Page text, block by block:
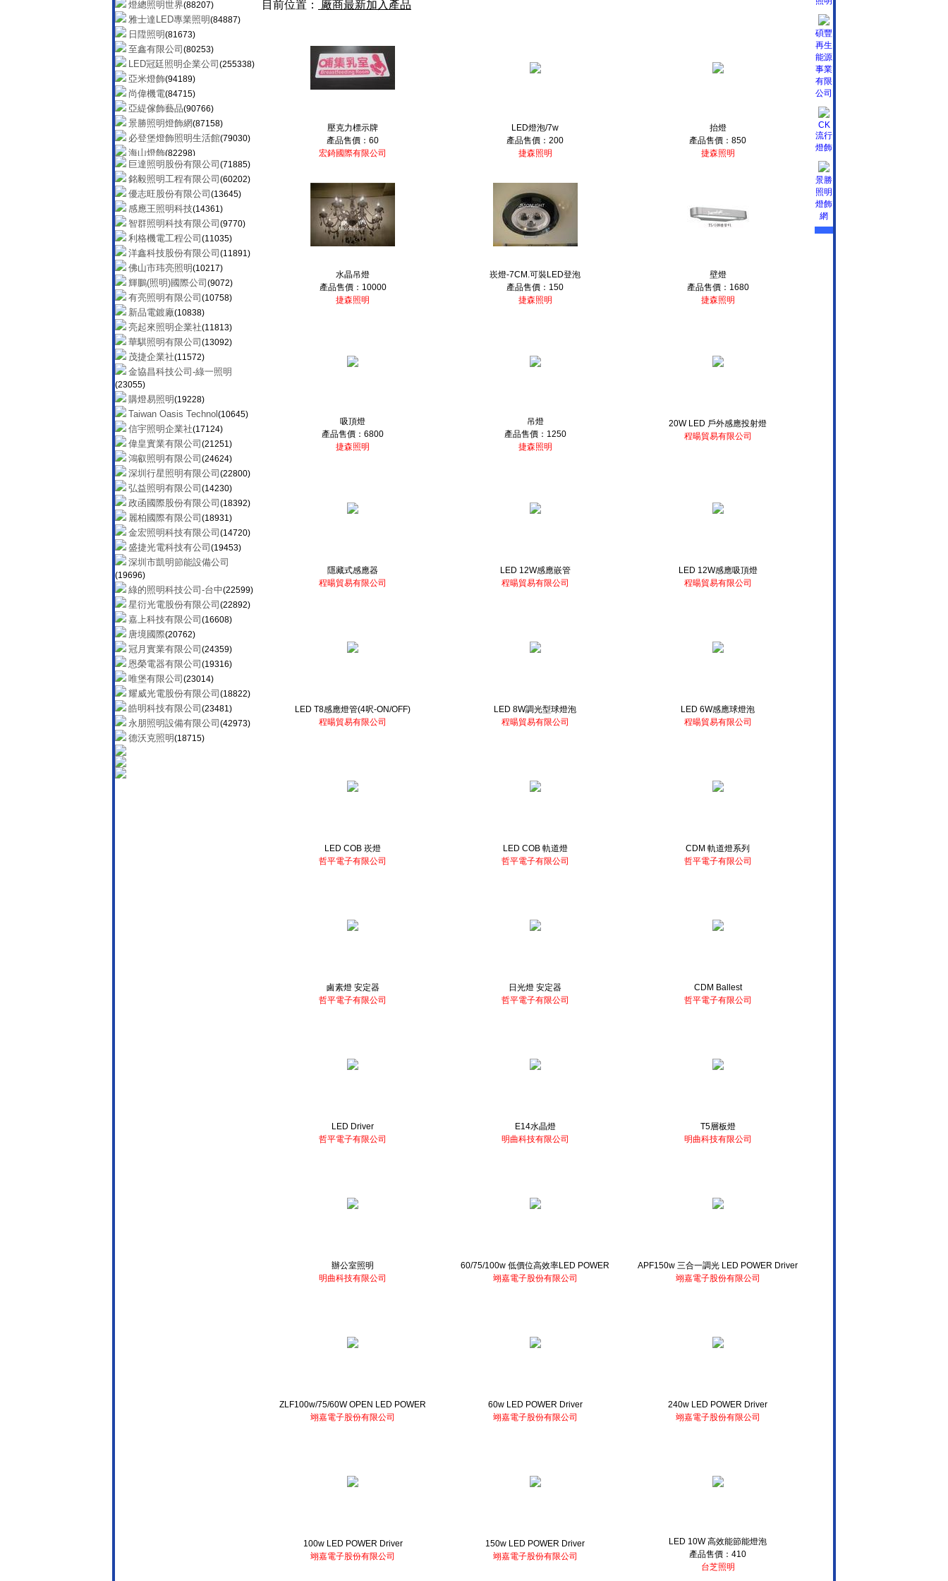
燈總照明世界(88207)
雅士達LED專業照明(84887)
日陞照明(81673)
至鑫有限公司 (80253)
LED冠廷照明企業公司 (255338)
亞米燈飾(94189)
尚偉機電(84715)
亞緹傢飾藝品(90766)
景勝照明燈飾網(87158)
必登堡燈飾照明生活館(79030)
海山燈飾(82298)
億昇照明有限公司(90637)
YP燈飾網(145266)
綠的照明科技有限公司(41775)
隆升燈飾照明設備公司(104313)
碩豐再生能源事業公司(41024)
燈輝照明有限公司(41319)
全民燈飾(39552)
CK流行燈飾(48806)
陞達實業股份有限公司(60483)
歐奇照明股份有限公司(97839)
明順燈飾有限公司(74275)
和浚皇家燈飾網(71956)
金雙鶴燈飾工廠(81885)
高興精密工業有限公司
技合有限公司(65945)
川豐照明批發
燈總照明世界(88207)
雅士達LED專業照明(84887)
日陞照明(81673)
至鑫有限公司(80253)
LED冠廷照明企業公司(255338)
亞米燈飾(94189)
尚偉機電 (84715)
亞緹傢飾藝品 (90766)
景勝照明燈飾網 (87158)
必登堡燈飾照明生活館 (79030)
海山燈飾(82298)
億昇照明有限公司(90637)
巨達照明股份有限公司 (71885)
銘毅照明工程有限公司 (60202)
優志旺股份有限公司 (13645)
感應王照明科技(14361)
智群照明科技有限公司 (9770)
利格機電工程公司 (11035)
洋鑫科技股份有限公司 (11891)
佛山市玮亮照明(10217)
輝鵬(照明)國際公司 (9072)
有亮照明有限公司 (10758)
新品電鍍廠(10838)
亮起來照明企業社(11813)
華騏照明有限公司 (13092)
茂捷企業社(11572)
金協昌科技公司-綠一照明
(23055)
購燈易照明(19228)
Taiwan Oasis Technol (10645)
信宇照明企業社(17124)
偉皇實業有限公司 (21251)
鴻叡照明有限公司 (24624)
深圳行星照明有限公司 (22800)
弘益照明有限公司 (14230)
政函國際股份有限公司 (18392)
麗柏國際有限公司 (18931)
金宏照明科技有限公司 (14720)
盛捷光電科技有公司 (19453)
深圳市凱明節能設備公司
(19696)
綠的照明科技公司-台中(22599)
星衍光電股份有限公司 (22892)
嘉上科技有限公司 (16608)
唐境國際(20762)
冠月實業有限公司 (24359)
恩榮電器有限公司 (19316)
唯堡有限公司 (23014)
耀威光電股份有限公司 (18822)
皓明科技有限公司 (23481)
永朋照明設備有限公司 (42973)
德沃克照明(18715)
目前位置： 廠商最新加入產品
壓克力標示牌
產品售價：60
宏錡國際有限公司
LED燈泡/7w
產品售價：200
捷森照明
抬燈
產品售價：850
捷森照明
水晶吊燈
產品售價：10000
捷森照明
崁燈-7CM.可裝LED登泡
產品售價：150
捷森照明
壁燈
產品售價：1680
捷森照明
吸頂燈
產品售價：6800
捷森照明
吊燈
產品售價：1250
捷森照明
20W LED 戶外感應投射燈
程暘貿易有限公司
隱藏式感應器
程暘貿易有限公司
LED 12W感應嵌管
程暘貿易有限公司
LED 12W感應吸頂燈
程暘貿易有限公司
LED T8感應燈管(4呎-ON/OFF)
程暘貿易有限公司
LED 8W調光型球燈泡
程暘貿易有限公司
LED 6W感應球燈泡
程暘貿易有限公司
LED COB 崁燈
哲平電子有限公司
LED COB 軌道燈
哲平電子有限公司
CDM 軌道燈系列
哲平電子有限公司
鹵素燈 安定器
哲平電子有限公司
日光燈 安定器
哲平電子有限公司
CDM Ballest
哲平電子有限公司
LED Driver
哲平電子有限公司
E14水晶燈
明曲科技有限公司
T5層板燈
明曲科技有限公司
辦公室照明
明曲科技有限公司
60/75/100w 低價位高效率LED POWER
翊嘉電子股份有限公司
APF150w 三合一調光 LED POWER Driver
翊嘉電子股份有限公司
ZLF100w/75/60W OPEN LED POWER
翊嘉電子股份有限公司
60w LED POWER Driver
翊嘉電子股份有限公司
240w LED POWER Driver
翊嘉電子股份有限公司
100w LED POWER Driver
翊嘉電子股份有限公司
150w LED POWER Driver
翊嘉電子股份有限公司
LED 10W 高效能節能燈泡
產品售價：410
台芝照明
碩豐
再生
能源
事業
有限
公司
CK
流行
燈飾
景勝
照明
燈飾
網